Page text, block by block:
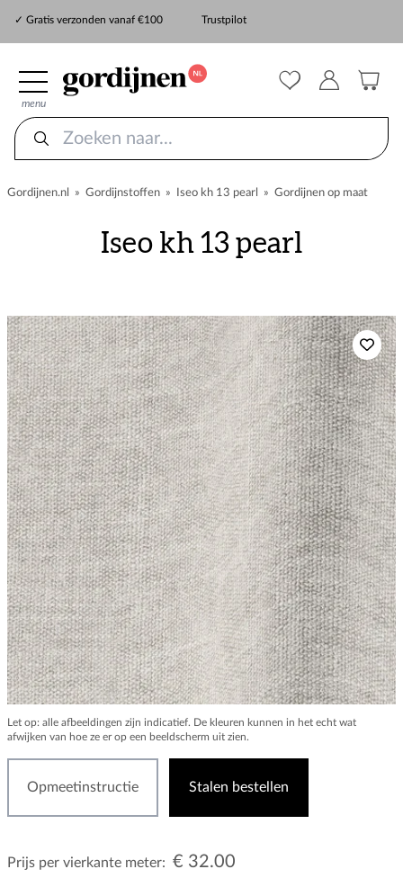
✓ Gratis verzonden vanaf €100
Trustpilot
menu
Gordijnen.nl » Gordijnstoffen » Iseo kh 13 pearl » Gordijnen op maat
Iseo kh 13 pearl
Let op: alle afbeeldingen zijn indicatief. De kleuren kunnen in het echt wat
afwijken van hoe ze er op een beeldscherm uit zien.
Opmeetinstructie Stalen bestellen
Prijs per vierkante meter: € 32.00